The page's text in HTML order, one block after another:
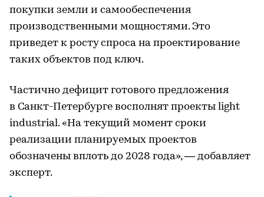
покупки земли и самообеспечения
производственными мощностями. Это
приведет к росту спроса на проектирование
таких объектов под ключ.
Частично дефицит готового предложения
в Санкт-Петербурге восполнят проекты light
industrial. «На текущий момент сроки
реализации планируемых проектов
обозначены вплоть до 2028 года», — добавляет
эксперт.